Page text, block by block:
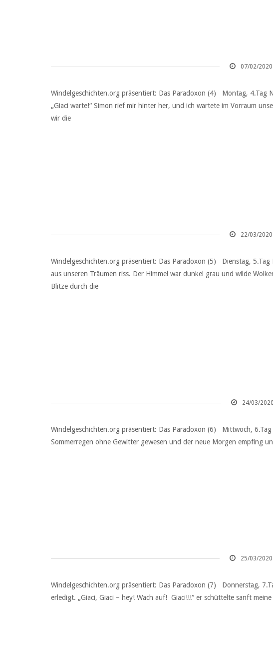
07/02/2020
Windelgeschichten.org präsentiert: Das Paradoxon (4) Montag,
„Giaci warte!“ Simon rief mir hinter her, und ich wartete im Vorraum
wir die
22/03/2020
Windelgeschichten.org präsentiert: Das Paradoxon (5) Dienstag,
aus unseren Träumen riss. Der Himmel war dunkel grau und wilde
Blitze durch die
24/03/2020
Windelgeschichten.org präsentiert: Das Paradoxon (6) Mittwoch,
Sommerregen ohne Gewitter gewesen und der neue Morgen empfing
25/03/2020
Windelgeschichten.org präsentiert: Das Paradoxon (7) Donnerstag,
erledigt. „Giaci, Giaci – hey! Wach auf! Giaci!!!“ er schüttelte sanft